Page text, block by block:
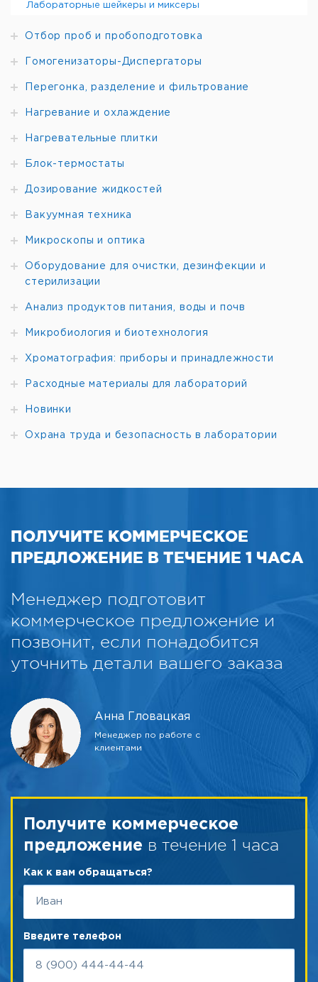
Лабораторные шейкеры и миксеры
Отбор проб и пробоподготовка
Гомогенизаторы-Диспергаторы
Перегонка, разделение и фильтрование
Нагревание и охлаждение
Нагревательные плитки
Блок-термостаты
Дозирование жидкостей
Вакуумная техника
Микроскопы и оптика
Оборудование для очистки, дезинфекции и
стерилизации
Анализ продуктов питания, воды и почв
Микробиология и биотехнология
Хроматография: приборы и принадлежности
Расходные материалы для лабораторий
Новинки
Охрана труда и безопасность в лаборатории
ПОЛУЧИТЕ КОММЕРЧЕСКОЕ
ПРЕДЛОЖЕНИЕ В ТЕЧЕНИЕ 1 ЧАСА
Менеджер подготовит
коммерческое предложение и
позвонит, если понадобится
уточнить детали вашего заказа
Анна Гловацкая
Менеджер по работе с
клиентами
Получите коммерческое
предложение в течение 1 часа
Как к вам обращаться?
Введите телефон